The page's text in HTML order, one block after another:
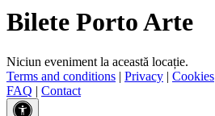
Bilete Porto Arte
Niciun eveniment la această locație.
Terms and conditions | Privacy | Cookies
FAQ | Contact